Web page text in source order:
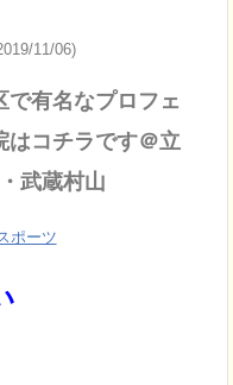
11/06)
で有名なプロフェ
はコチラです＠立
武蔵村山
ポーツ